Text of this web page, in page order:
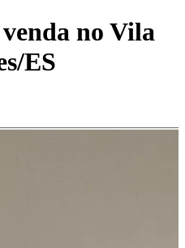
no Vila
ES